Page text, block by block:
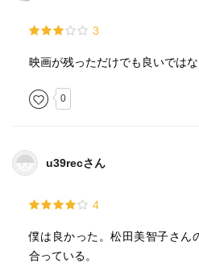
3
映画が残っただけでも良いではな
0
u39recさん
4
僕は良かった。松田美智子さん
合っている。